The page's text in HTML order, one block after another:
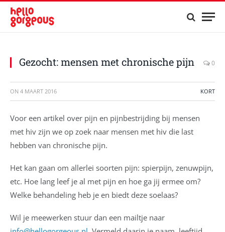
Gezocht: mensen met chronische pijn 0
ON 4 MAART 2016 KORT
Voor een artikel over pijn en pijnbestrijding bij mensen
met hiv zijn we op zoek naar mensen met hiv die last
hebben van chronische pijn.
Het kan gaan om allerlei soorten pijn: spierpijn, zenuwpijn,
etc. Hoe lang leef je al met pijn en hoe ga jij ermee om?
Welke behandeling heb je en biedt deze soelaas?
Wil je meewerken stuur dan een mailtje naar